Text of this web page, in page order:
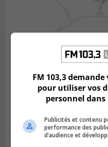
Publié le 5 août 2026 à 15h25
l’autoroute 20 à
FM 103,3
pour utiliser vos
personnel dans
Publicités et contenu
performance des
d’audience et